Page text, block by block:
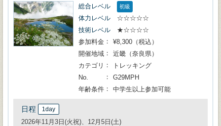
総合レベル 初級
体力レベル
☆☆☆☆☆
技術レベル
★☆☆☆☆
参加料金
¥8,300（税込）
開催地域
近畿（奈良県）
カテゴリ
トレッキング
No.
G29MPH
年齢条件
中学生以上参加可能
日程 1day
2026年11月3日(火祝)、12月5日(土)